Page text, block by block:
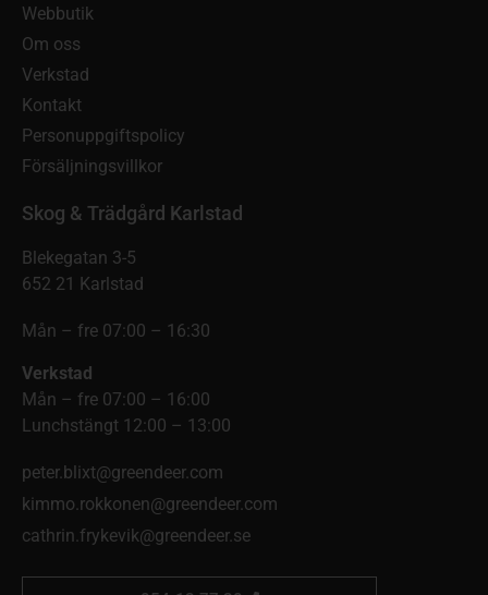
Webbutik
Om oss
Verkstad
Kontakt
Personuppgiftspolicy
Försäljningsvillkor
Skog & Trädgård Karlstad
Blekegatan 3-5
652 21 Karlstad
Mån – fre 07:00 – 16:30
Verkstad
Mån – fre 07:00 – 16:00
Lunchstängt 12:00 – 13:00
peter.blixt@greendeer.com
kimmo.rokkonen@greendeer.com
cathrin.frykevik@greendeer.se